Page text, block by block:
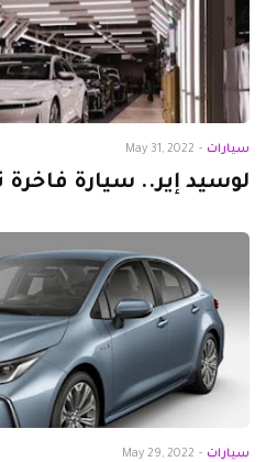
سيارات -
May 31, 2022
لوسيد إير.. سيارة
سيارات -
May 29, 2022